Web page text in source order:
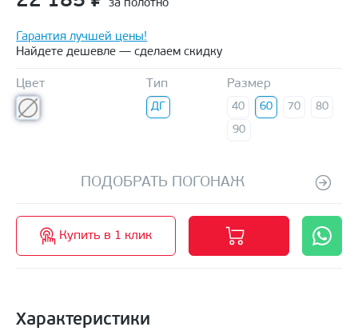
за полотно
Гарантия лучшей цены!
Найдете дешевле — сделаем скидку
Цвет Тип
ДГ
Размер
40 60 70
80
90
ПОДОБРАТЬ ПОГОНАЖ
Купить в 1 клик
Характеристики